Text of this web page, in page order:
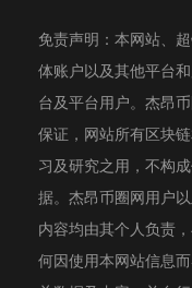
免责声明：本网站、
体账户以及其他平台
台及平台用户。杰昂
保证，网站所有区块
习及研究之用，不构
据。杰昂币圈网用户
内容均由其个人负责
何因使用本网站信息